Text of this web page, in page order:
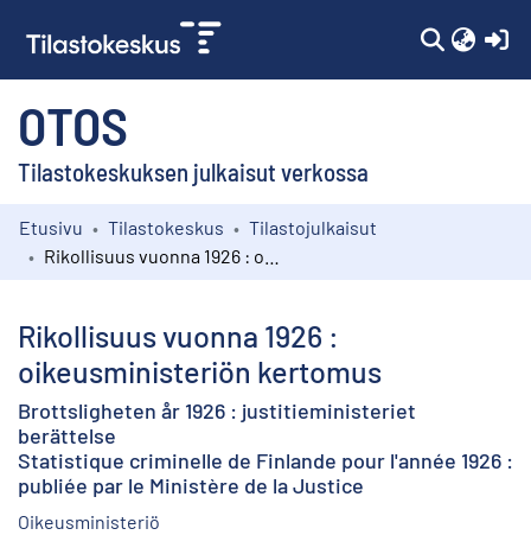
OTOS
Tilastokeskuksen julkaisut verkossa
Kokoelmat
Etusivu Tilastokeskus
Tilastojulkaisut
Rikollisuus vuonna 1926 :
oikeusministeriön kertomus
Brottsligheten år 1926 : justitieministeriet
berättelse
Statistique criminelle de Finlande pour l'année 1926 :
publiée par le Ministère de la Justice
Oikeusministeriö